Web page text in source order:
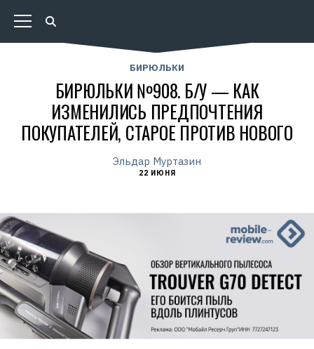
БИРЮЛЬКИ
БИРЮЛЬКИ №908. Б/У — КАК
ИЗМЕНИЛИСЬ ПРЕДПОЧТЕНИЯ
ПОКУПАТЕЛЕЙ, СТАРОЕ ПРОТИВ НОВОГО
Эльдар Муртазин
22 ИЮНЯ